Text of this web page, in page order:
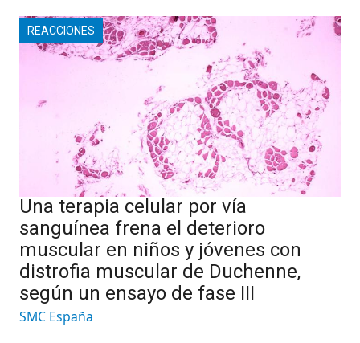
REACCIONES
Una terapia celular por vía
sanguínea frena el deterioro
muscular en niños y jóvenes con
distrofia muscular de Duchenne,
según un ensayo de fase III
SMC España